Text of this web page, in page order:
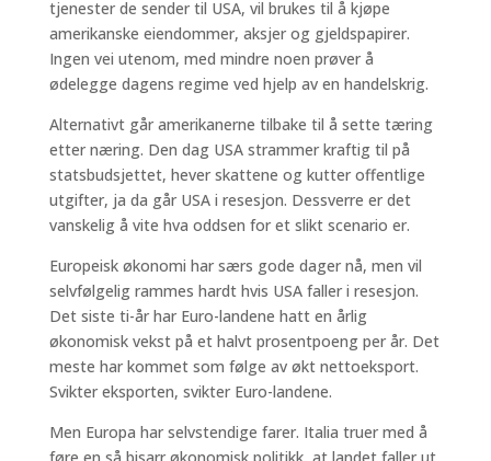
tjenester de sender til USA, vil brukes til å kjøpe
amerikanske eiendommer, aksjer og gjeldspapirer.
Ingen vei utenom, med mindre noen prøver å
ødelegge dagens regime ved hjelp av en handelskrig.
Alternativt går amerikanerne tilbake til å sette tæring
etter næring. Den dag USA strammer kraftig til på
statsbudsjettet, hever skattene og kutter offentlige
utgifter, ja da går USA i resesjon. Dessverre er det
vanskelig å vite hva oddsen for et slikt scenario er.
Europeisk økonomi har særs gode dager nå, men vil
selvfølgelig rammes hardt hvis USA faller i resesjon.
Det siste ti-år har Euro-landene hatt en årlig
økonomisk vekst på et halvt prosentpoeng per år. Det
meste har kommet som følge av økt nettoeksport.
Svikter eksporten, svikter Euro-landene.
Men Europa har selvstendige farer. Italia truer med å